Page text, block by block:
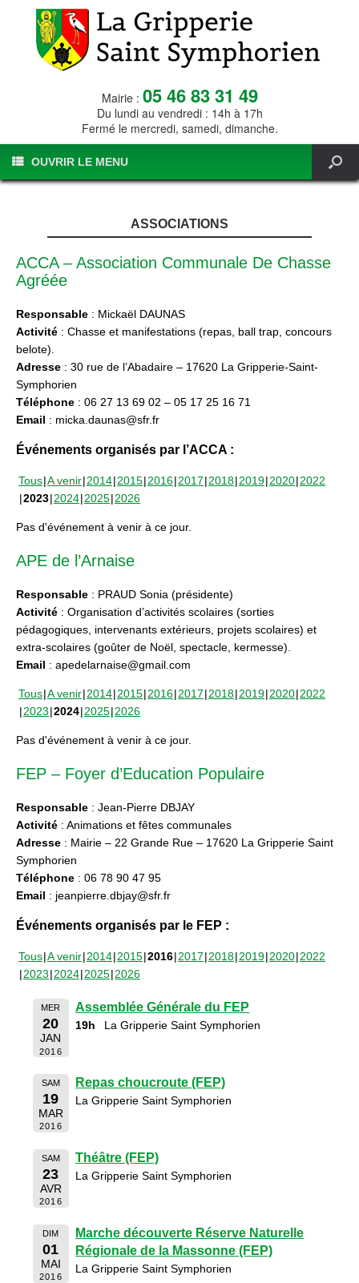
Mairie : 05 46 83 31 49
Du lundi au vendredi : 14h à 17h
Fermé le mercredi, samedi, dimanche.
OUVRIR LE MENU
ASSOCIATIONS
ACCA – Association Communale De Chasse
Agréée
Responsable : Mickaël DAUNAS
Activité : Chasse et manifestations (repas, ball trap, concours
belote).
Adresse : 30 rue de l’Abadaire – 17620 La Gripperie-Saint-
Symphorien
Téléphone : 06 27 13 69 02 – 05 17 25 16 71
Email : micka.daunas@sfr.fr
Événements organisés par l’ACCA :
Tous A venir 2014 2015 2016 2017 2018 2019 2020 2022
2023 2024 2025 2026
Pas d'événement à venir à ce jour.
APE de l’Arnaise
Responsable : PRAUD Sonia (présidente)
Activité : Organisation d’activités scolaires (sorties
pédagogiques, intervenants extérieurs, projets scolaires) et
extra-scolaires (goûter de Noël, spectacle, kermesse).
Email : apedelarnaise@gmail.com
Tous A venir 2014 2015 2016 2017 2018 2019 2020 2022
2023 2024 2025 2026
Pas d'événement à venir à ce jour.
FEP – Foyer d’Education Populaire
Responsable : Jean-Pierre DBJAY
Activité : Animations et fêtes communales
Adresse : Mairie – 22 Grande Rue – 17620 La Gripperie Saint
Symphorien
Téléphone : 06 78 90 47 95
Email : jeanpierre.dbjay@sfr.fr
Événements organisés par le FEP :
Tous A venir 2014 2015 2016 2017 2018 2019 2020 2022
2023 2024 2025 2026
MER
20
JAN
2016
Assemblée Générale du FEP
19h La Gripperie Saint Symphorien
SAM
19
MAR
2016
Repas choucroute (FEP)
La Gripperie Saint Symphorien
SAM
23
AVR
2016
Théâtre (FEP)
La Gripperie Saint Symphorien
DIM
01
MAI
2016
Marche découverte Réserve Naturelle
Régionale de la Massonne (FEP)
La Gripperie Saint Symphorien